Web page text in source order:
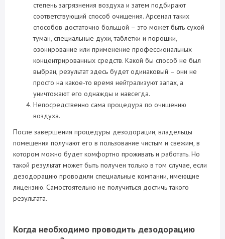
степень загрязнения воздуха и затем подбирают
соответствующий способ очищения. Арсенал таких
способов достаточно большой – это может быть сухой
туман, специальные духи, таблетки и порошки,
озонирование или применение профессиональных
концентрированных средств. Какой бы способ не был
выбран, результат здесь будет одинаковый – они не
просто на какое-то время нейтрализуют запах, а
уничтожают его однажды и навсегда.
Непосредственно сама процедура по очищению
воздуха.
После завершения процедуры дезодорации, владельцы
помещения получают его в пользование чистым и свежим, в
котором можно будет комфортно проживать и работать. Но
такой результат может быть получен только в том случае, если
дезодорацию проводили специальные компании, имеющие
лицензию. Самостоятельно не получиться достичь такого
результата.
Когда необходимо проводить дезодорацию